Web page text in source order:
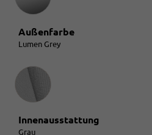
Außenfarbe
Lumen Grey
Innenausstattung
Innenausstattung
Grau